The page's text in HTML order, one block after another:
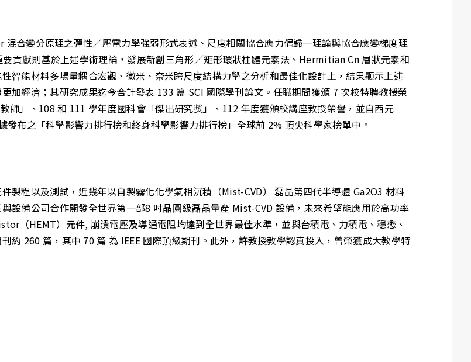
合變分原理之彈性／壓電力學強弱形式表述、尺度相關協合應力偶歸一理論與協合應變梯度理
貢獻則基於上述學術理論，發展新創三角形／矩形環狀柱體元素法、Hermitian Cn 層狀元素和
智能材料多場量耦合宏觀、微米、奈米跨尺度結構力學之分析和最佳化設計上，結果顯示上述
加經濟；其研究成果迄今合計發表 133 篇 SCI 國際學刊論文。任職期間獲頒 7 次校特聘教授榮
師」、108 和 111 學年度國科會「傑出研究獎」、112 年度獲頒校講座教授榮譽，並自西元
布之「科學影響力排行榜和終身科學影響力排行榜」全球前 2% 頂尖科學家榜單中。
製程以及測試，近幾年以自製霧化化學氣相沉積（Mist-CVD） 磊晶第四代半導體 Ga2O3 材料
設備公司合作開發全世界第一部8 吋晶圓級磊晶量產 Mist-CVD 設備，未來希望能應用於高功率
（HEMT）元件, 崩潰電壓及導通電阻均達到全世界最佳水準，並與台積電、力積電、穩懋、
約 260 篇，其中 70 篇 為 IEEE 國際頂級期刊。此外，許教授教學認真投入，曾榮獲成大教學特